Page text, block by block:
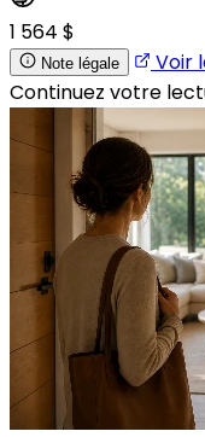
1 564 $
Note légale Voir
Continuez votre